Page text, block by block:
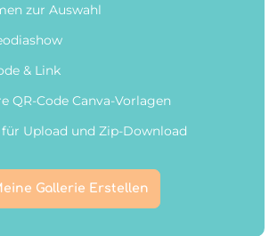
zur Auswahl
& Link
QR-Code Canva-Vorlagen
für Upload und Zip-Download
Gallerie Erstellen